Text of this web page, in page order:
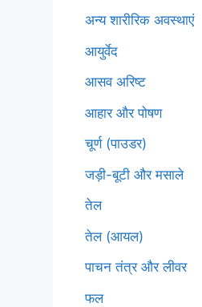
अन्य शारीरिक अवस्थाएं
आयुर्वेद
आसव अरिष्ट
आहार और पोषण
चूर्ण (पाउडर)
जड़ी-बूटी और मसाले
तेल
तेल (आयल)
पाचन तंत्र और लीवर
फल